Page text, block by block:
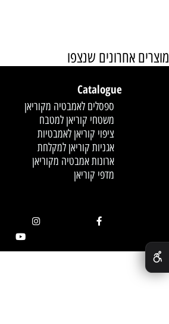
Catalogue
ספסלים לאמבטיה מקוריאן
משטחי קוריאן למטבח
ציפוי קוריאן לאמבטיות
אגניות קוריאן למקלחת